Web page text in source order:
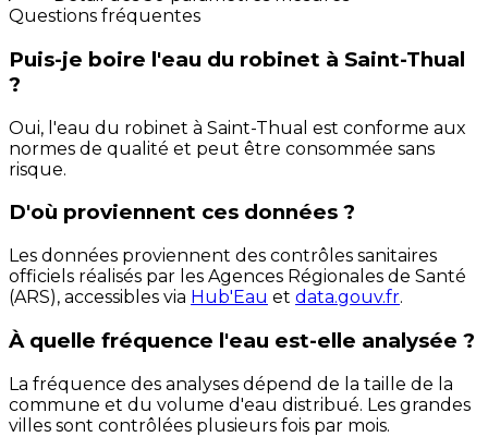
Questions fréquentes
Puis-je boire l'eau du robinet à Saint-Thual
?
Oui, l'eau du robinet à Saint-Thual est conforme aux
normes de qualité et peut être consommée sans
risque.
D'où proviennent ces données ?
Les données proviennent des contrôles sanitaires
officiels réalisés par les Agences Régionales de Santé
(ARS), accessibles via Hub'Eau et data.gouv.fr.
À quelle fréquence l'eau est-elle analysée ?
La fréquence des analyses dépend de la taille de la
commune et du volume d'eau distribué. Les grandes
villes sont contrôlées plusieurs fois par mois.